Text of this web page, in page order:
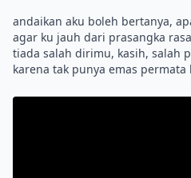
andaikan aku boleh bertanya,
agar ku jauh dari prasangka
tiada salah dirimu, kasih, salah